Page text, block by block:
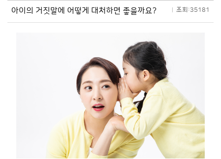
아이의 거짓말에 어떻게 대처하면 좋을까요? 조회:35181